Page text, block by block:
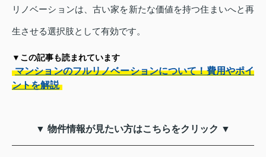
リノベーションは、古い家を新たな価値を持つ住まいへと再
生させる選択肢として有効です。
▼この記事も読まれています
マンションのフルリノベーションについて！費用やポイ
ントを解説
▼ 物件情報が見たい方はこちらをクリック ▼